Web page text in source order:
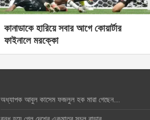
কানাডাকে হারিয়ে সবার আগে কোয়ার্টার
ফাইনালে মরক্কো
অধ্যাপক আবুল কাসেম ফজলুল হক মারা গেছেন….